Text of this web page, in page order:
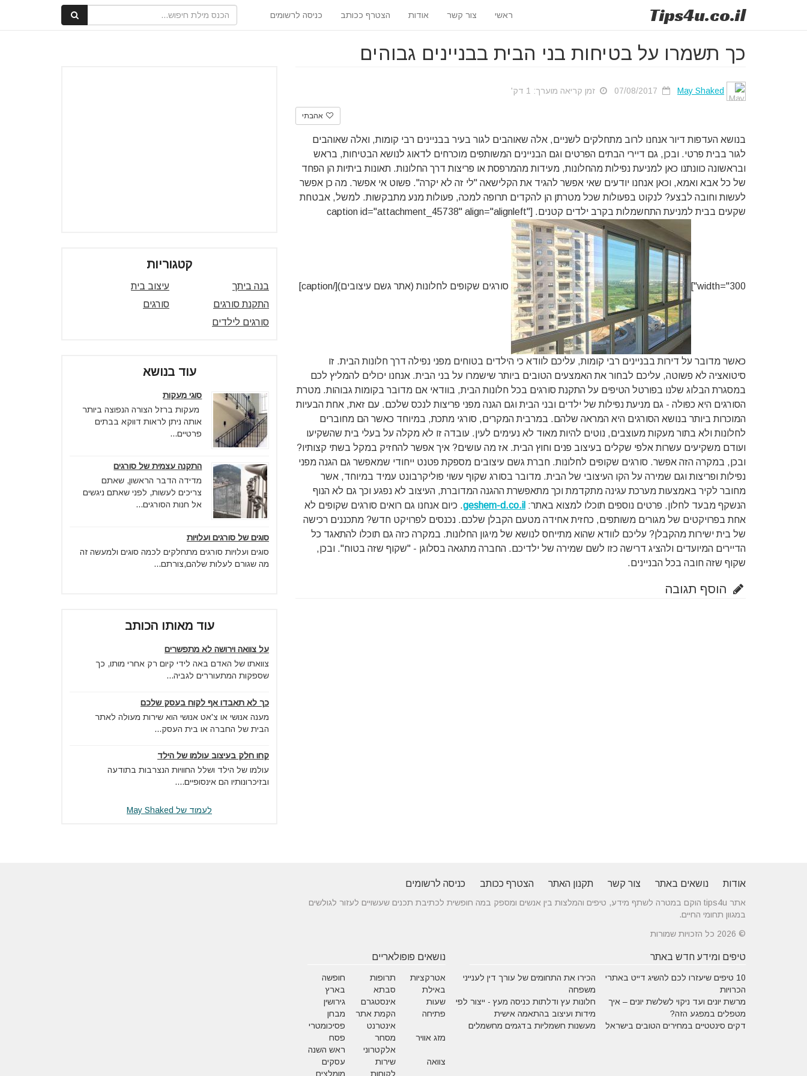
Tips4u.co.il ראשי צור קשר אודות הצטרף ככותב כניסה לרשומים
כך תשמרו על בטיחות בני הבית בבניינים גבוהים
May Shaked זמן קריאה מוערך: 1 דק'
אהבתי
בנושא העדפות דיור אנחנו לרוב מתחלקים לשניים, אלה שאוהבים לגור בעיר בבניינים רבי קומות, ואלה שאוהבים
לגור בבית פרטי. ובכן, גם דיירי הבתים הפרטים וגם הבניינים המשותפים מוכרחים לדאוג לנושא הבטיחות, בראש
ובראשונה כוונתנו כאן למניעת נפילות מהחלונות, מעידות מהמרפסת או פריצות דרך החלונות. תאונות ביתיות הן הפחד
של כל אבא ואמא, וכאן אנחנו יודעים שאי אפשר להגיד את הקלישאה "לי זה לא יקרה". פשוט אי אפשר. מה כן אפשר
לעשות וחובה לבצע? לנקוט בפעולות שכל מטרתן הן להקדים תרופה למכה, פעולות מנע מתבקשות. למשל, אבטחת
שקעים בבית למניעת התחשמלות בקרב ילדים קטנים. [caption id="attachment_45738" align="alignleft"
width="300"] סורגים שקופים לחלונות (אתר גשם עיצובים)[/caption]
כאשר מדובר על דירות בבניינים רבי קומות, עליכם לוודא כי הילדים בטוחים מפני נפילה דרך חלונות הבית. זו
סיטואציה לא פשוטה, עליכם לבחור את האמצעים הטובים ביותר שישמרו על בני הבית. אנחנו יכולים להמליץ לכם
במסגרת הבלוג שלנו בפורטל הטיפים על התקנת סורגים בכל חלונות הבית, בוודאי אם מדובר בקומות גבוהות. מטרת
הסורגים היא כפולה - גם מניעת נפילות של ילדים ובני הבית וגם הגנה מפני פריצות לנכס שלכם. עם זאת, אחת הבעיות
המוכרות ביותר בנושא הסורגים היא המראה שלהם. במרבית המקרים, סורגי מתכת, במיוחד כאשר הם מחוברים
לחלונות ולא בתור מעקות מעוצבים, נוטים להיות מאוד לא נעימים לעין. עובדה זו לא מקלה על בעלי בית שהשקיעו
ועודם משקיעים עשרות אלפי שקלים בעיצוב פנים וחוץ הבית. אז מה עושים? איך אפשר להחזיק במקל בשתי קצותיו?
ובכן, במקרה הזה אפשר. סורגים שקופים לחלונות. חברת גשם עיצובים מספקת פטנט ייחודי שמאפשר גם הגנה מפני
נפילות ופריצות וגם שמירה על הקו העיצובי של הבית. מדובר בסורג שקוף עשוי פוליקרבונט עמיד במיוחד, אשר
מחובר לקיר באמצעות מערכת עגינה מתקדמת וכך מתאפשרת ההגנה המדוברת, העיצוב לא נפגע וכך גם לא הנוף
הנשקף מבעד לחלון. פרטים נוספים תוכלו למצוא באתר: geshem-d.co.il. כיום אנחנו גם רואים סורגים שקופים לא
אחת בפרויקטים של מגורים משותפים, כחזית אחידה מטעם הקבלן שלכם. נכנסים לפרויקט חדש? מתכננים רכישה
של בית ישירות מהקבלן? עליכם לוודא שהוא מתייחס לנושא של מיגון החלונות. במקרה כזה גם תוכלו להתאגד כל
הדיירים המיועדים ולהציג דרישה כזו לשם שמירה של ילדיכם. החברה מתגאה בסלוגן - "שקוף שזה בטוח". ובכן,
שקוף שזה חובה בכל הבניינים.
הוסף תגובה
קטגוריות
בנה ביתך
עיצוב בית
התקנת סורגים
סורגים
סורגים לילדים
עוד בנושא
סוגי מעקות
מעקות ברזל הצורה הנפוצה ביותר
אותה ניתן לראות דווקא בבתים
פרטיים...
התקנה עצמית של סורגים
מדידה הדבר הראשון, שאתם
צריכים לעשות, לפני שאתם ניגשים
אל חנות הסורגים...
סוגים של סורגים ועלויות
סוגים ועלויות סורגים מתחלקים לכמה סוגים ולמעשה זה
מה שגורם לעלות שלהם,צורתם...
עוד מאותו הכותב
על צוואה וירושה לא מתפשרים
צוואתו של האדם באה לידי קיום רק אחרי מותו, כך
שספקות המתעוררים לגביה...
כך לא תאבדו אף לקוח בעסק שלכם
מענה אנושי או צ'אט אנושי הוא שירות מעולה לאתר
הבית של החברה או בית העסק...
קחו חלק בעיצוב עולמו של הילד
עולמו של הילד ושלל החוויות הנצרבות בתודעה
ובזיכרונותיו הם אינסופיים....
לעמוד של May Shaked
אודות נושאים באתר צור קשר תקנון האתר הצטרף ככותב כניסה לרשומים
אתר tips4u הוקם במטרה לשתף מידע, טיפים והמלצות בין אנשים ומספק במה חופשית לכתיבת תכנים שעשויים לעזור לגולשים
במגוון תחומי החיים.
© 2026 כל הזכויות שמורות
טיפים ומידע חדש באתר
10 טיפים שיעזרו לכם להשיג דייט באתרי
הכרויות
הכירו את התחומים של עורך דין לענייני
משפחה
מרשת יונים ועד ניקוי לשלשת יונים – איך
מטפלים במפגע הזה?
חלונות עץ ודלתות כניסה מעץ - ייצור לפי
מידות ועיצוב בהתאמה אישית
דקים סינטטיים במחירים הטובים בישראל
מעשנות חשמליות בדגמים מחשמלים
נושאים פופולאריים
אטרקציות
באילת
תרופות
סבתא
חופשה
בארץ
שעות
פתיחה
אינסטגרם
גירושין
הקמת אתר
אינטרנט
מבחן
פסיכומטרי
מזג אוויר
מסחר
אלקטרוני
פסח
ראש השנה
צוואה
שירות
לקוחות
עסקים
מומלצים